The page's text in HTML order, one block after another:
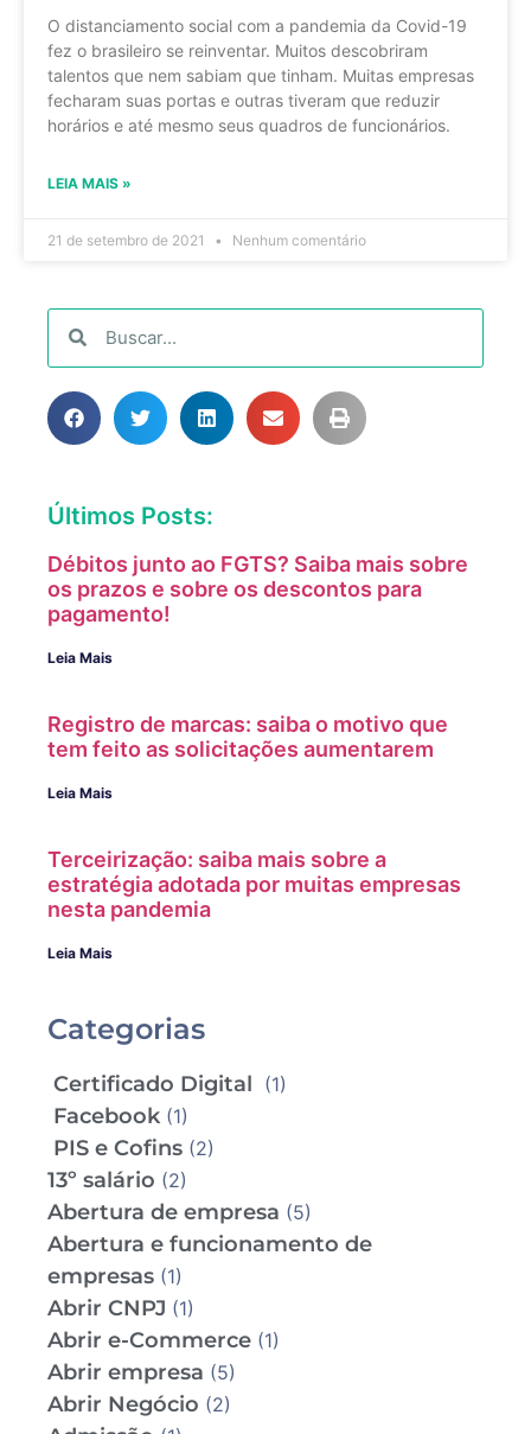
O distanciamento social com a pandemia da Covid-19
fez o brasileiro se reinventar. Muitos descobriram
talentos que nem sabiam que tinham. Muitas empresas
fecharam suas portas e outras tiveram que reduzir
horários e até mesmo seus quadros de funcionários.
LEIA MAIS »
21 de setembro de 2021 Nenhum comentário
Últimos Posts:
Débitos junto ao FGTS? Saiba mais sobre
os prazos e sobre os descontos para
pagamento!
Leia Mais
Registro de marcas: saiba o motivo que
tem feito as solicitações aumentarem
Leia Mais
Terceirização: saiba mais sobre a
estratégia adotada por muitas empresas
nesta pandemia
Leia Mais
Categorias
Certificado Digital (1)
Facebook(1)
PIS e Cofins (2)
13º salário (2)
Abertura de empresa (5)
Abertura e funcionamento de
empresas (1)
Abrir CNPJ (1)
Abrir e-Commerce (1)
Abrir empresa (5)
Abrir Negócio (2)